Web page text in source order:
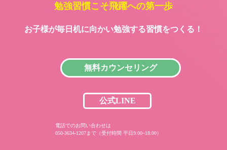
勉強習慣こそ飛躍への第一歩
お子様が毎日机に向かい勉強する習慣をつくる！
無料カウンセリング
公式LINE
電話でのお問い合わせは
050-3634-1207まで（受付時間 平日9:00~18:00）